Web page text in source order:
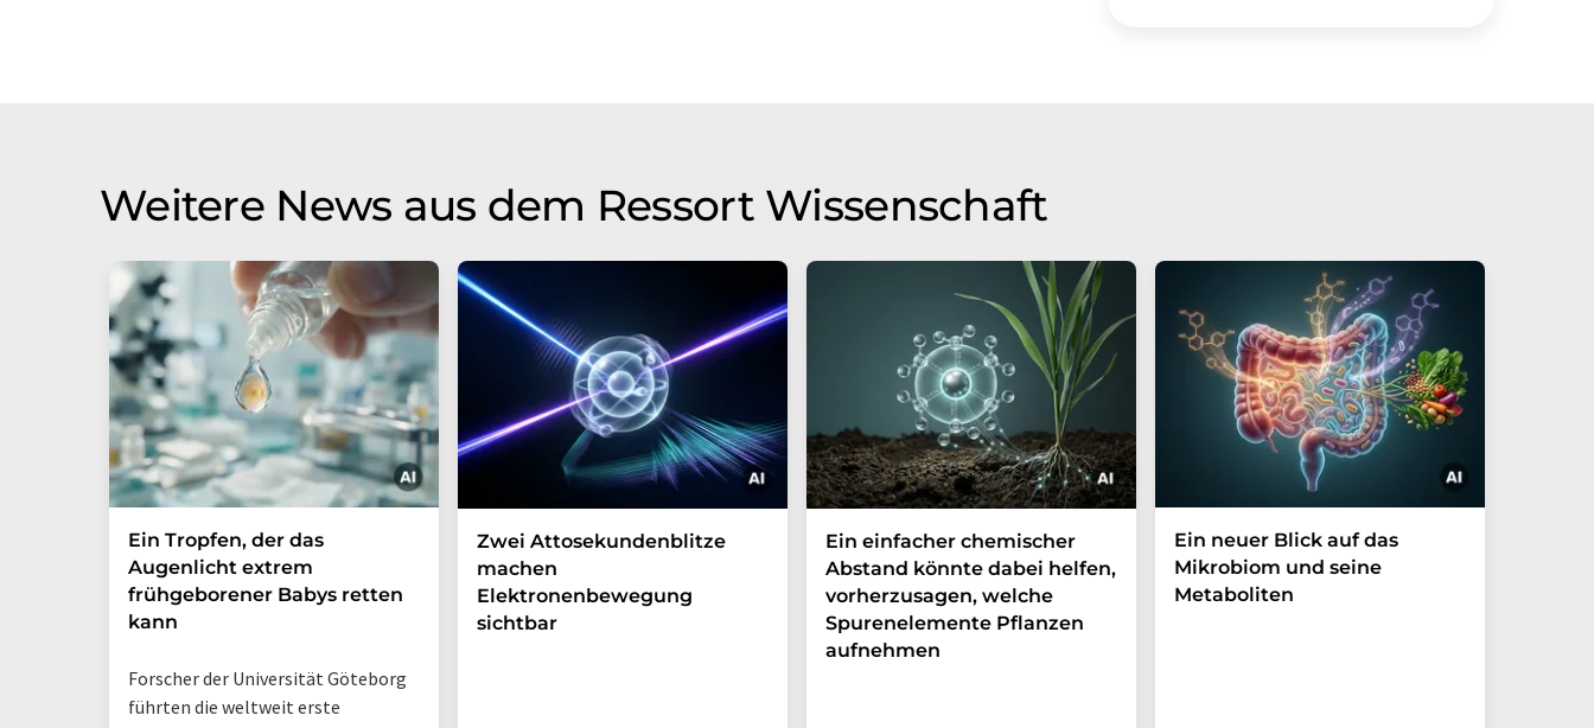
Weitere News aus dem Ressort Wissenschaft
Ein Tropfen, der das
Augenlicht extrem
frühgeborener Babys retten
kann
Forscher der Universität Göteborg
führten die weltweit erste
Zwei Attosekundenblitze
machen
Elektronenbewegung
sichtbar
Ein einfacher chemischer
Abstand könnte dabei helfen,
vorherzusagen, welche
Spurenelemente Pflanzen
aufnehmen
Ein neuer Blick auf das
Mikrobiom und seine
Metaboliten